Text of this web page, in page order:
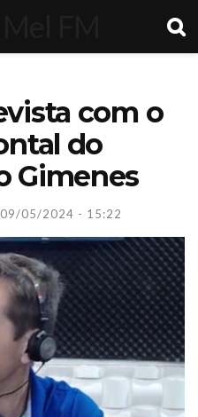
com o
do
Gimenes
09/05/2024 - 15:22